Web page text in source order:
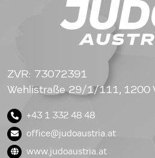
ZVR: 73072391
Wehlistraße 29/1/111, 1200
+43 1 332 48 48
office@judoaustria.at
www.judoaustria.at